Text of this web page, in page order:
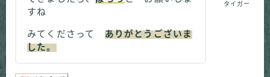
タイガー
すね
みてくださって ありがとうございま
した。